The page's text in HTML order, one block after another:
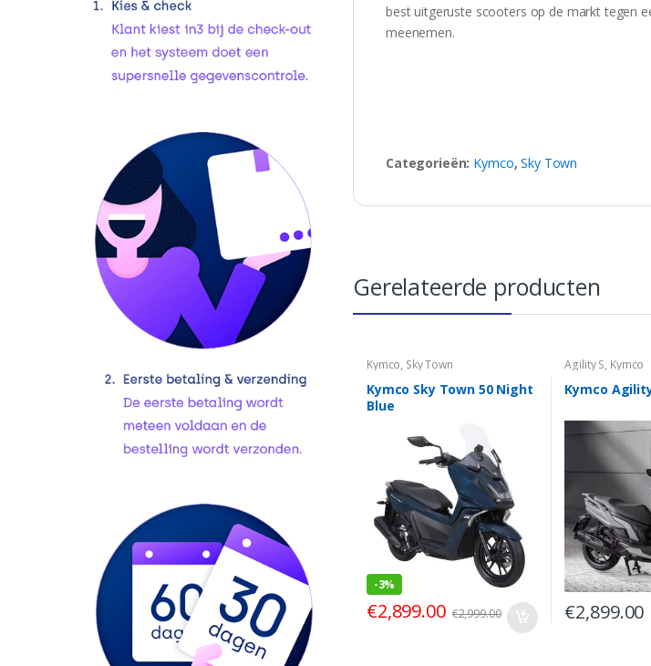
best uitgeruste scooters op de markt tegen
meenemen.
Categorieën: Kymco,Sky Town
Gerelateerde producten
Kymco, Sky Town
Kymco Sky Town 50 Night
Blue
-3%
€2,899.00 €2,999.00
Agility S, Kymco
Kymco
€2,899.00